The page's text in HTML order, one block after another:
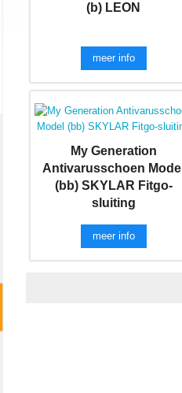
(b) LEON
meer info
My Generation
Antivarusschoen Model
(bb) SKYLAR Fitgo-
sluiting
meer info